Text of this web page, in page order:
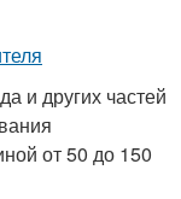
и других частей
от 50 до 150